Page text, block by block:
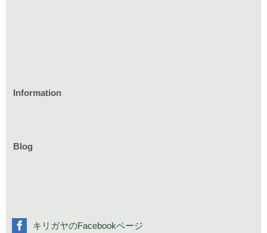
家づくりのイベント情報
Information
お知らせ一覧
Blog
社長の不定期日記
キリガヤのFacebookページ